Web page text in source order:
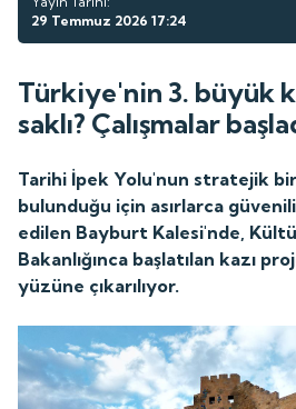
29 Temmuz 2026 17:24
Türkiye'nin 3. büyük
saklı? Çalışmalar
Tarihi İpek Yolu'nun stratejik
bulunduğu için asırlarca
edilen Bayburt Kalesi'nde,
Bakanlığınca başlatılan kazı
yüzüne çıkarılıyor.